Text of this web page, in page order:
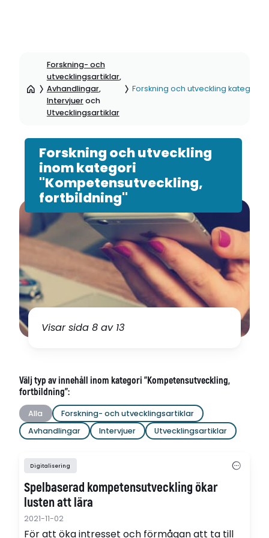
sidinnehåll
Forskning- och
utvecklingsartiklar,
Avhandlingar,
Intervjueroch
Utvecklingsartiklar
Forskning och utveckling kategori:
Forskning och utveckling
inom kategori
"Kompetensutveckling,
fortbildning"
Visar sida 8 av 13
Välj typ av innehåll inom kategori "Kompetensutveckling,
fortbildning":
Alla
Forskning- och utvecklingsartiklar
Avhandlingar
Intervjuer Utvecklingsartiklar
Digitalisering
Spelbaserad kompetensutveckling ökar
lusten att lära
2021-11-02
För att öka intresset och förmågan att ta till